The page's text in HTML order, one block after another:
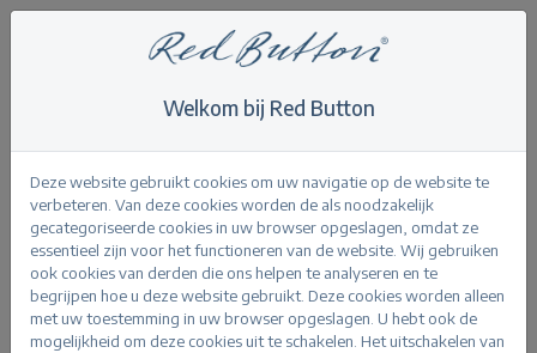
Sweet pointelle
Terug
Sweet pointelle butter
Welkom bij Red Button
Deze website gebruikt cookies om uw navigatie op de website te
verbeteren. Van deze cookies worden de als noodzakelijk
gecategoriseerde cookies in uw browser opgeslagen, omdat ze
essentieel zijn voor het functioneren van de website. Wij gebruiken
ook cookies van derden die ons helpen te analyseren en te
begrijpen hoe u deze website gebruikt. Deze cookies worden alleen
met uw toestemming in uw browser opgeslagen. U hebt ook de
mogelijkheid om deze cookies uit te schakelen. Het uitschakelen van